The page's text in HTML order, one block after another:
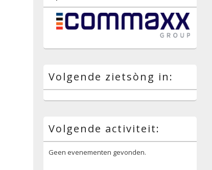
Volgende zietsòng in:
Volgende activiteit:
Geen evenementen gevonden.